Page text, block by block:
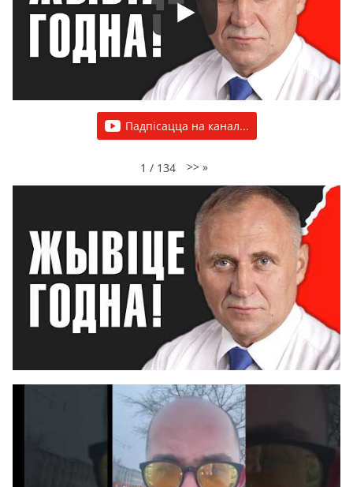
Падпісацца на канал...
1 / 134 >> »